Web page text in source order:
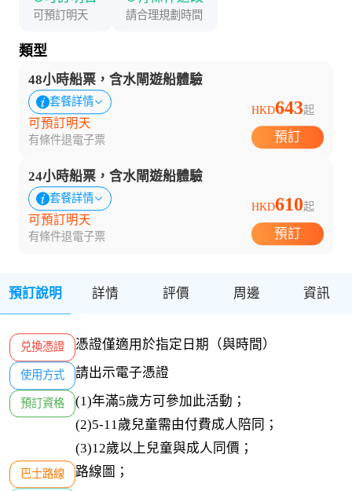
可預訂明天 請合理規劃時間
類型
48小時船票，含水閘遊船體驗
套餐詳情
可預訂明天
有條件退電子票
HKD643起
預訂
24小時船票，含水閘遊船體驗
套餐詳情
可預訂明天
有條件退電子票
HKD610起
預訂
預訂說明 詳情 評價 周邊 資訊
兑換憑證 憑證僅適用於指定日期（與時間）
使用方式 請出示電子憑證
預訂資格
(1)年滿5歲方可參加此活動；
(2)5-11歲兒童需由付費成人陪同；
(3)12歲以上兒童與成人同價；
巴士路線 路線圖；